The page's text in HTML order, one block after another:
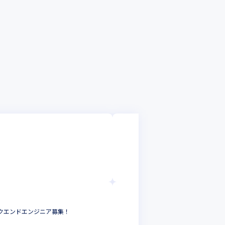
ンドエンジニア募集！